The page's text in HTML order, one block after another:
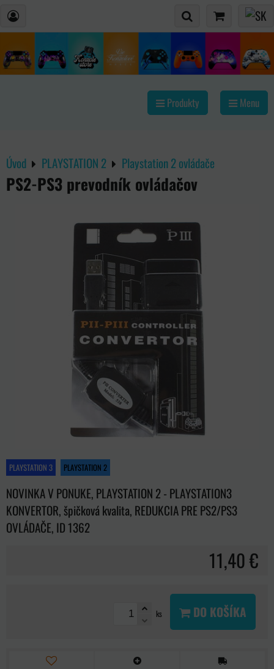
Produkty Menu
Úvod PLAYSTATION 2 Playstation 2 ovládače
PS2-PS3 prevodník ovládačov
PLAYSTATION 3 PLAYSTATION 2
NOVINKA V PONUKE, PLAYSTATION 2 - PLAYSTATION3
KONVERTOR, špičková kvalita, REDUKCIA PRE PS2/PS3
OVLÁDAČE, ID 1362
11,40 €
ks DO KOŠÍKA